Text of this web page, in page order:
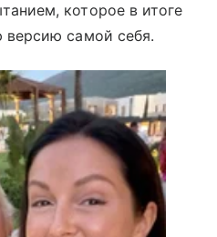
которое в итоге
версию самой себя.